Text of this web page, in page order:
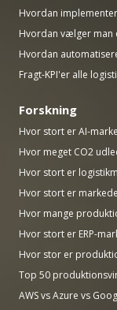
Hvordan
Hvordan vælger man
Hvordan
Fragt-KPI'er alle
Forskning
Hvor stort er AI-
Hvor meget CO2
Hvor stort er
Hvor stort er
Hvor mange
Hvor stort er ERP-
Hvor stor er
Top 50
AWS vs Azure vs